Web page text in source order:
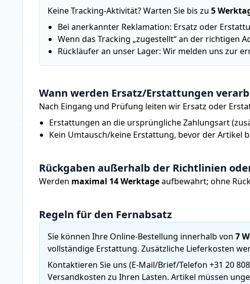
Keine Tracking-Aktivität? Warten Sie bis zu 5
Bei anerkannter Reklamation: Ersatz oder
Wenn das Tracking „zugestellt“ an der richtigen
Rückläufer an unser Lager: Wir melden uns zur
Wann werden Ersatz/Erstattungen
Nach Eingang und Prüfung leiten wir Ersatz oder
Erstattungen an die ursprüngliche Zahlungsart
Kein Umtausch/keine Erstattung, bevor der Artikel
Rückgaben außerhalb der Richtlinien
Werden maximal 14 Werktageaufbewahrt; ohne
Regeln für den Fernabsatz
Sie können Ihre Online-Bestellung innerhalb von 7
vollständige Erstattung. Zusätzliche Lieferkosten
Kontaktieren Sie uns (E-Mail/Brief/Telefon +31 20
Versandkosten zu Ihren Lasten. Artikel müssen